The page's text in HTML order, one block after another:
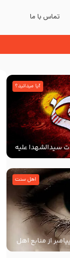
تماس با ما
سیدالشهدا علیه
آیا میدانید؟
از منابع اهل
اهل سنت